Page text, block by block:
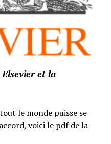
et la
le monde puisse se
voici le pdf de la